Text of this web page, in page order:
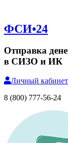
ФСИ•24
Отправка
в СИЗО и ИК
Личный кабинет
8 (800) 777-56-24